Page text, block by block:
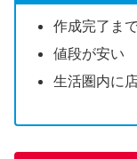
作成完了ま
値段が安い
生活圏内に